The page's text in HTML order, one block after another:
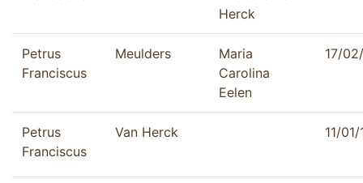
Herck
Petrus
Franciscus
Meulders
Maria
Carolina
Eelen
17/
Petrus
Franciscus
Van Herck 11/